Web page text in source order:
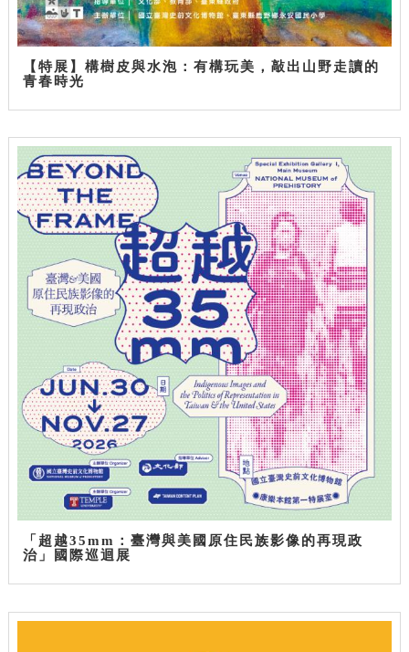
【特展】構樹皮與水泡：有構玩美，敲出山野走讀的
青春時光
「超越35mm：臺灣與美國原住民族影像的再現政
治」國際巡迴展